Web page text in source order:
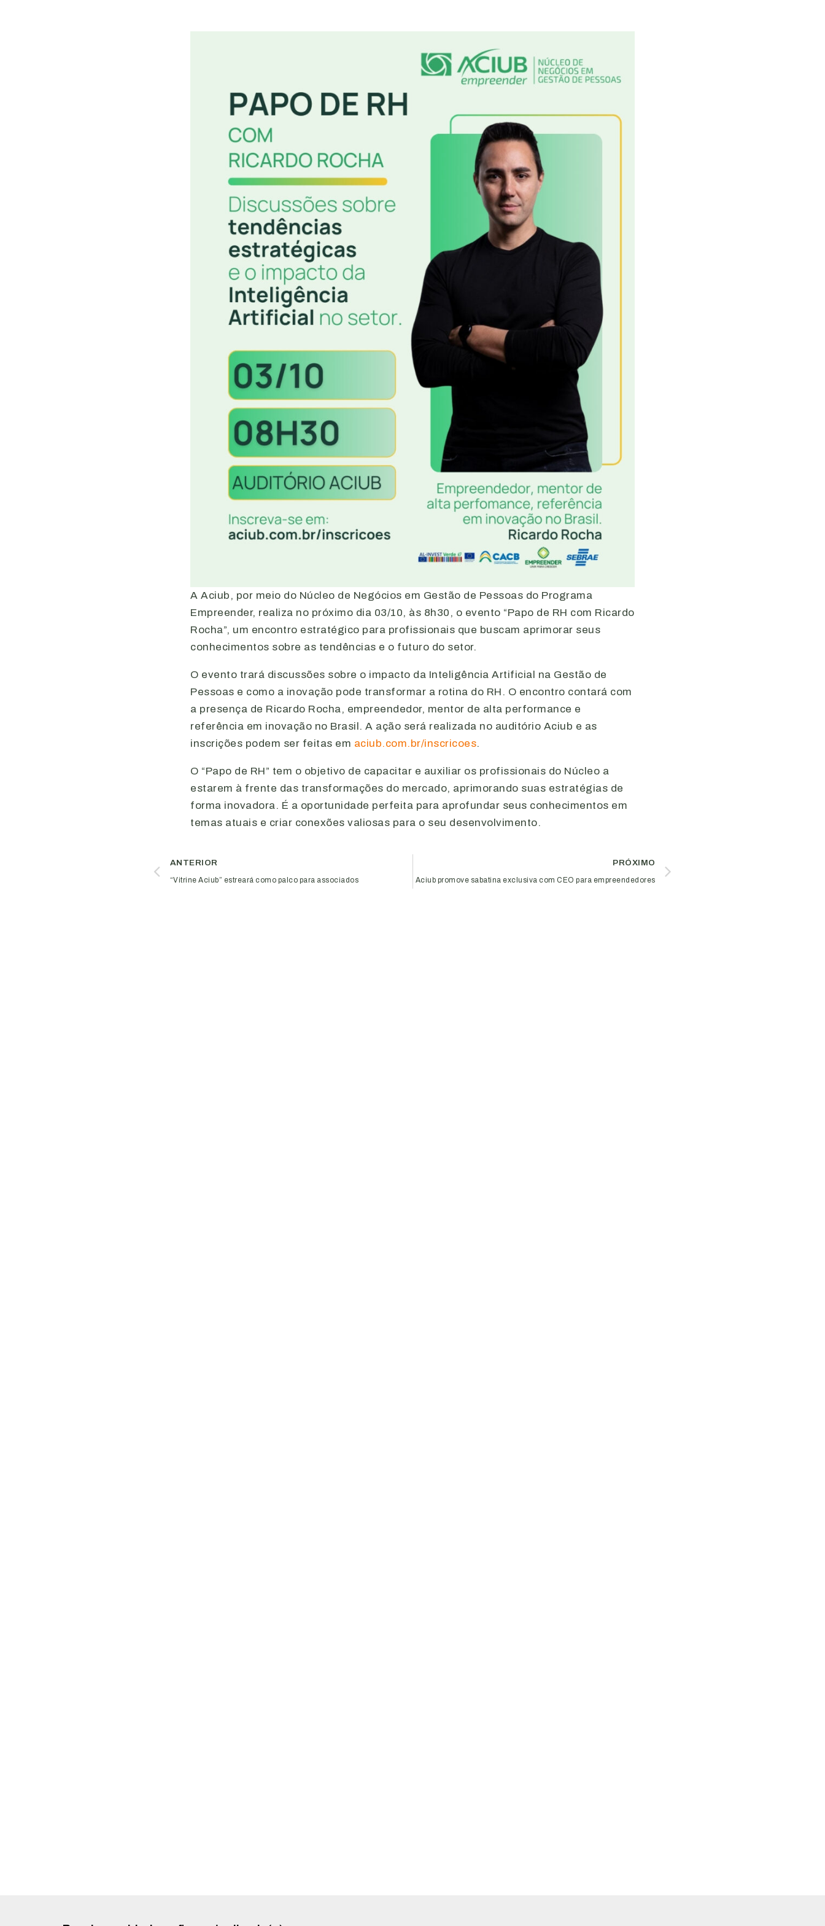
A Aciub, por meio do Núcleo de Negócios em Gestão de Pessoas do Programa
Empreender, realiza no próximo dia 03/10, às 8h30, o evento “Papo de RH com Ricardo
Rocha”, um encontro estratégico para profissionais que buscam aprimorar seus
conhecimentos sobre as tendências e o futuro do setor.
O evento trará discussões sobre o impacto da Inteligência Artificial na Gestão de
Pessoas e como a inovação pode transformar a rotina do RH. O encontro contará com
a presença de Ricardo Rocha, empreendedor, mentor de alta performance e
referência em inovação no Brasil. A ação será realizada no auditório Aciub e as
inscrições podem ser feitas em aciub.com.br/inscricoes.
O “Papo de RH” tem o objetivo de capacitar e auxiliar os profissionais do Núcleo a
estarem à frente das transformações do mercado, aprimorando suas estratégias de
forma inovadora. É a oportunidade perfeita para aprofundar seus conhecimentos em
temas atuais e criar conexões valiosas para o seu desenvolvimento.
ANTERIOR
“Vitrine Aciub” estreará como palco para associados
PRÓXIMO
Aciub promove sabatina exclusiva com CEO para empreendedores